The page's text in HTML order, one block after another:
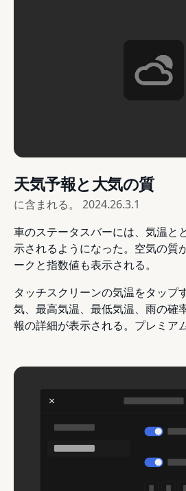
天気予報と大気の質
に含まれる。 2024.26.3.1
車のステータスバーには、気温と
示されるようになった。空気の質
ークと指数値も表示される。
タッチスクリーンの気温をタップ
気、最高気温、最低気温、雨の確
報の詳細が表示される。プレミア